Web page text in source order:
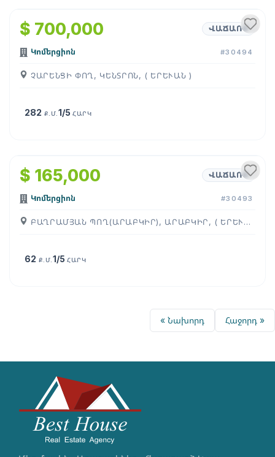
$ 700,000 ՎԱՃԱՌՔ
Կոմերցիոն #30494
ՉԱՐԵՆՑԻ ՓՈՂ, ԿԵՆՏՐՈՆ, ( ԵՐԵՒԱՆ )
282 Ք.Մ.1/5ՀԱՐԿ
$ 165,000 ՎԱՃԱՌՔ
Կոմերցիոն #30493
ԲԱՂՐԱՄՅԱՆ ՊՈՂ(ԱՐԱԲԿԻՐ), ԱՐԱԲԿԻՐ, ( ԵՐԵՒԱՆ )
62 Ք.Մ.1/5ՀԱՐԿ
« Նախորդ Հաջորդ »